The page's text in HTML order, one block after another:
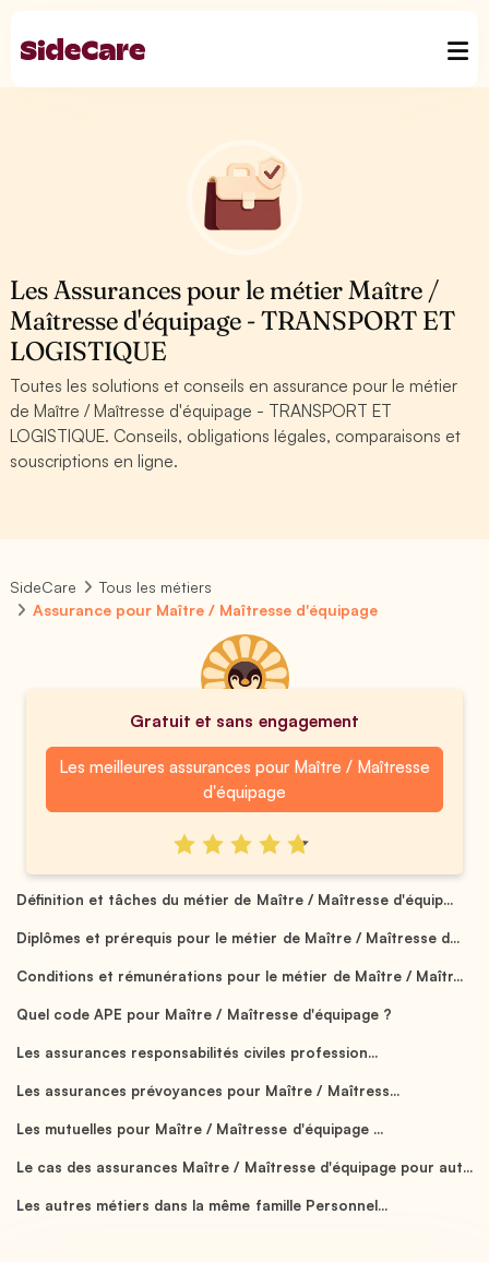
Les Assurances pour le métier Maître /
Maîtresse d'équipage - TRANSPORT ET
LOGISTIQUE
Toutes les solutions et conseils en assurance pour le métier
de Maître / Maîtresse d'équipage - TRANSPORT ET
LOGISTIQUE. Conseils, obligations légales, comparaisons et
souscriptions en ligne.
SideCare
Tous les métiers
Assurance pour Maître / Maîtresse d'équipage
Gratuit et sans engagement
Les meilleures assurances pour Maître / Maîtresse
d'équipage
Définition et tâches du métier de Maître / Maîtresse d'équip...
Diplômes et prérequis pour le métier de Maître / Maîtresse d...
Conditions et rémunérations pour le métier de Maître / Maîtr...
Quel code APE pour Maître / Maîtresse d'équipage ?
Les assurances responsabilités civiles profession...
Les assurances prévoyances pour Maître / Maîtress...
Les mutuelles pour Maître / Maîtresse d'équipage ...
Le cas des assurances Maître / Maîtresse d'équipage pour aut...
Les autres métiers dans la même famille Personnel...